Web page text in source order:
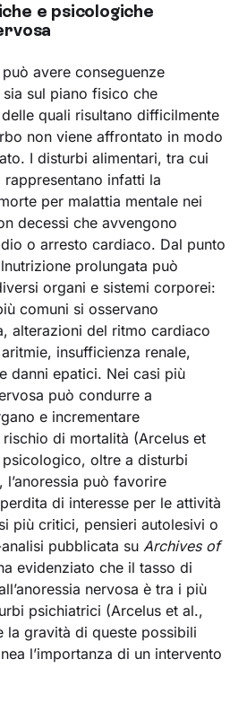
e psicologiche
può avere conseguenze
sul piano fisico che
quali risultano difficilmente
non viene affrontato in modo
I disturbi alimentari, tra cui
infatti la
per malattia mentale nei
decessi che avvengono
o arresto cardiaco. Dal punto
prolungata può
organi e sistemi corporei:
comuni si osservano
alterazioni del ritmo cardiaco
insufficienza renale,
danni epatici. Nei casi più
può condurre a
e incrementare
di mortalità (Arcelus et
psicologico, oltre a disturbi
l’anoressia può favorire
di interesse per le attività
più critici, pensieri autolesivi o
pubblicata suArchives of
evidenziato che il tasso di
nervosa è tra i più
psichiatrici (Arcelus et al.,
la gravità di queste possibili
l’importanza di un intervento